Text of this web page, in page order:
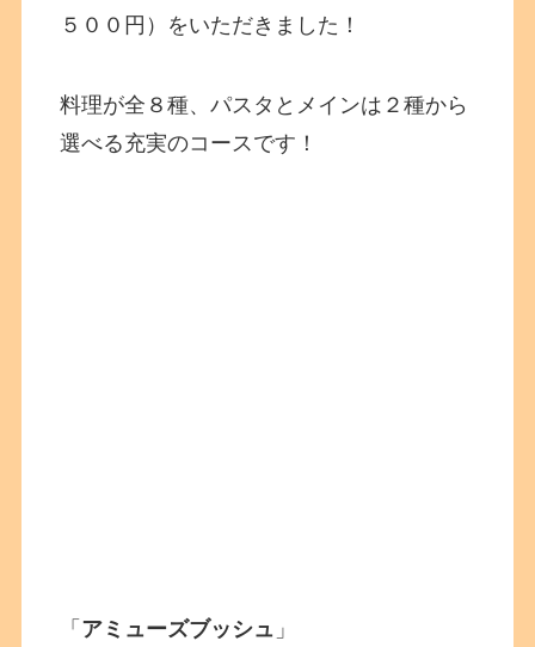
５００円）をいただきました！
料理が全８種、パスタとメインは２種から
選べる充実のコースです！
「 アミューズブッシュ 」